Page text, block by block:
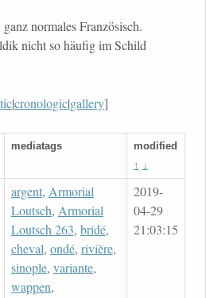
normales Französisch.
nicht so häufig im Schild
|cronologic|gallery]
mediatags
modified
↑ ↓
argent, Armorial
Loutsch, Armorial
Loutsch 263, bridé,
cheval, ondé, rivière,
sinople, variante,
wappen,
2019-
04-29
21:03:15